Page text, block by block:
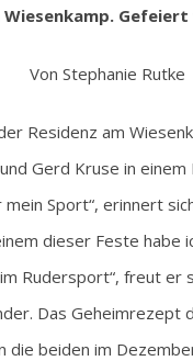
Wiesenkamp.
Von Stephanie Rutke
Residenz am
Gerd Kruse in
Sport“, erinnert
dieser Feste habe
Rudersport“, freut er
Das Geheimrezept
die beiden im